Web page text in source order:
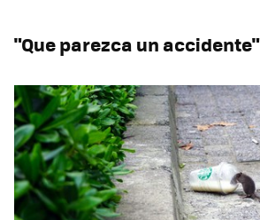
"Que parezca un accidente"